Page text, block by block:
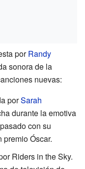
porRandy
sonora de la
nuevas:
porSarah
durante la emotiva
con su
Óscar.
Riders in the Sky.